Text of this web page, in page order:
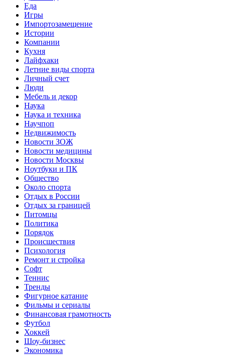
Еда
Игры
Импортозамещение
Истории
Компании
Кухня
Лайфхаки
Летние виды спорта
Личный счет
Люди
Мебель и декор
Наука
Наука и техника
Научпоп
Недвижимость
Новости ЗОЖ
Новости медицины
Новости Москвы
Ноутбуки и ПК
Общество
Около спорта
Отдых в России
Отдых за границей
Питомцы
Политика
Порядок
Происшествия
Психология
Ремонт и стройка
Софт
Теннис
Тренды
Фигурное катание
Фильмы и сериалы
Финансовая грамотность
Футбол
Хоккей
Шоу-бизнес
Экономика